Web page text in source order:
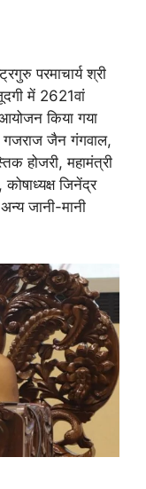
परमाचार्य श्री
में 2621वां
किया गया
गजराज जैन गंगवाल,
होजरी, महामंत्री
जिनेंद्र
जानी-मानी